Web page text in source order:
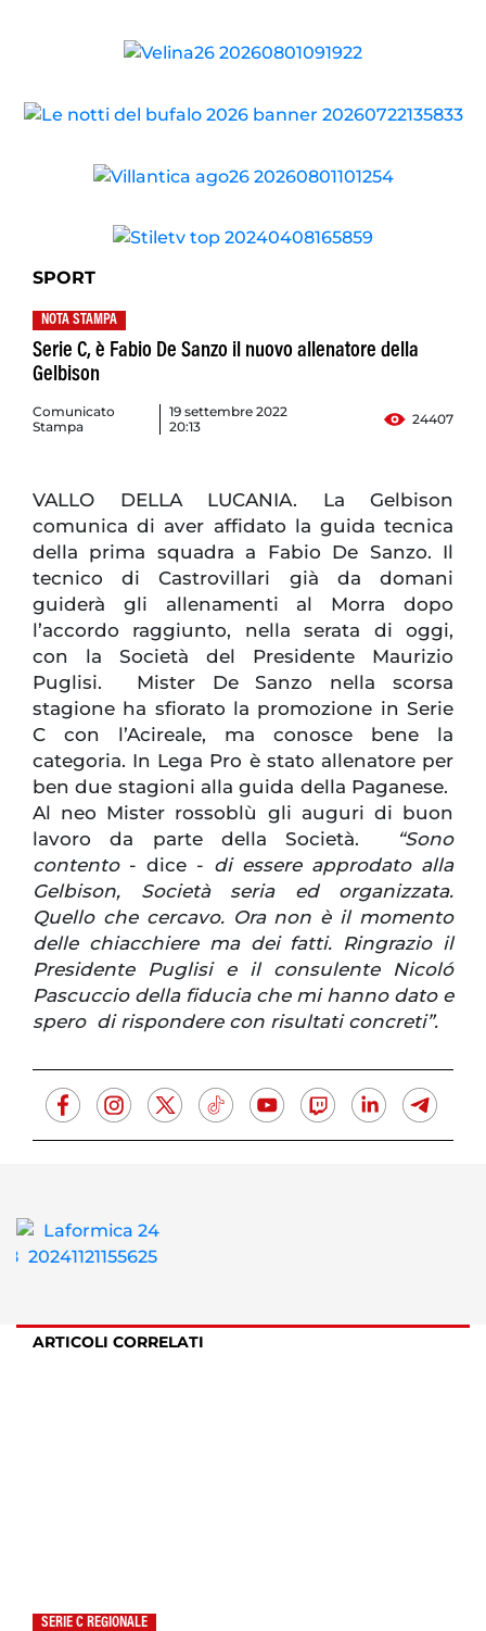
SPORT
NOTA STAMPA
Serie C, è Fabio De Sanzo il nuovo allenatore della
Gelbison
Comunicato
Stampa
19 settembre 2022
20:13
24407
VALLO DELLA LUCANIA. La Gelbison
comunica di aver affidato la guida tecnica
della prima squadra a Fabio De Sanzo. Il
tecnico di Castrovillari già da domani
guiderà gli allenamenti al Morra dopo
l’accordo raggiunto, nella serata di oggi,
con la Società del Presidente Maurizio
Puglisi. Mister De Sanzo nella scorsa
stagione ha sfiorato la promozione in Serie
C con l’Acireale, ma conosce bene la
categoria. In Lega Pro è stato allenatore per
ben due stagioni alla guida della Paganese.
Al neo Mister rossoblù gli auguri di buon
lavoro da parte della Società.
“Sono
contento- dice - di essere approdato alla
Gelbison, Società seria ed organizzata.
Quello che cercavo. Ora non è il momento
delle chiacchiere ma dei fatti. Ringrazio il
Presidente Puglisi e il consulente Nicoló
Pascuccio della fiducia che mi hanno dato e
spero di rispondere con risultati concreti”.
ARTICOLI CORRELATI
SERIE C REGIONALE